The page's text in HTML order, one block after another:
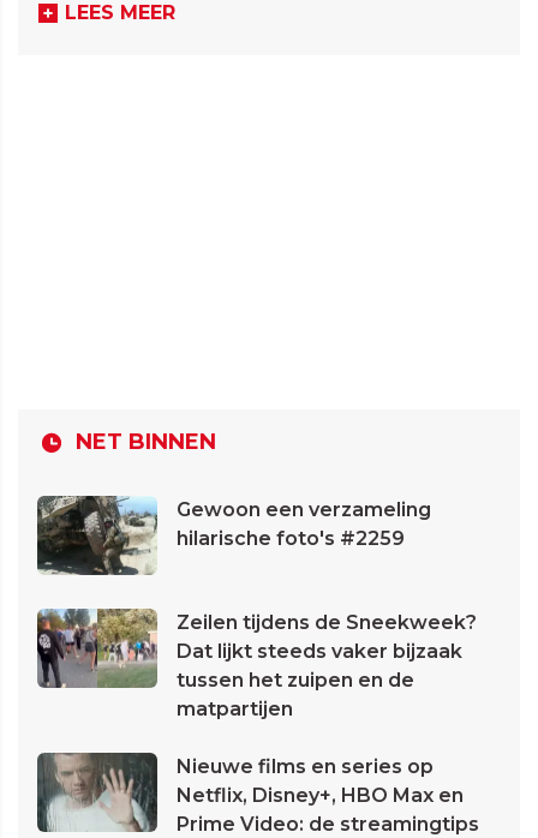
LEES MEER
NET BINNEN
Gewoon een verzameling
hilarische foto's #2259
Zeilen tijdens de Sneekweek?
Dat lijkt steeds vaker bijzaak
tussen het zuipen en de
matpartijen
Nieuwe films en series op
Netflix, Disney+, HBO Max en
Prime Video: de streamingtips